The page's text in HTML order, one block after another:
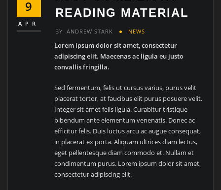
9
APR
READING MATERIAL
BY ANDREW STARK NEWS
Lorem ipsum dolor sit amet, consectetur
adipiscing elit. Maecenas ac ligula eu justo
convallis fringilla.
Sed fermentum, felis ut cursus varius, purus velit
placerat tortor, at faucibus elit purus posuere velit.
Integer sit amet felis ligula. Curabitur tristique
bibendum ante elementum venenatis. Donec ac
efficitur felis. Duis luctus arcu ac augue consequat,
in placerat ex porta. Aliquam ultrices diam lectus,
eget pellentesque diam commodo et. Nullam et
condimentum purus. Lorem ipsum dolor sit amet,
consectetur adipiscing elit.